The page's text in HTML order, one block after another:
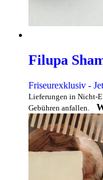
Filupa
Friseurexklusiv -
Lieferungen in Nicht-
Gebühren anfallen.